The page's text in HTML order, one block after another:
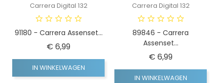
Carrera Digital 132
91180 - Carrera Assenset...
€ 6,99Prijs
IN WINKELWAGEN
Carrera Digital 132
89846 - Carrera
Assenset...
€ 6,99Prijs
IN WINKELWAGEN